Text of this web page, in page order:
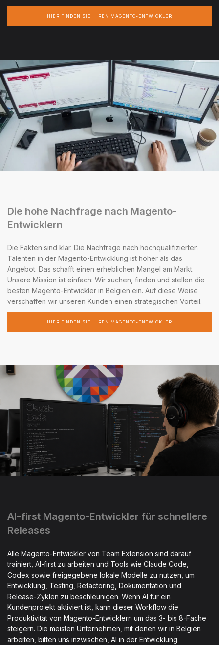
HIER FINDEN SIE IHREN MAGENTO-ENTWICKLER
Die hohe Nachfrage nach Magento-
Entwicklern
Die Fakten sind klar. Die Nachfrage nach hochqualifizierten
Talenten in der Magento-Entwicklung ist höher als das
Angebot. Das schafft einen erheblichen Mangel am Markt.
Unsere Mission ist einfach: Wir suchen, finden und stellen die
besten Magento-Entwickler in Belgien ein. Auf diese Weise
verschaffen wir unseren Kunden einen strategischen Vorteil.
HIER FINDEN SIE IHREN MAGENTO-ENTWICKLER
AI-first Magento-Entwickler für schnellere
Releases
Alle Magento-Entwickler von Team Extension sind darauf
trainiert, AI-first zu arbeiten und Tools wie Claude Code,
Codex sowie freigegebene lokale Modelle zu nutzen, um
Entwicklung, Testing, Refactoring, Dokumentation und
Release-Zyklen zu beschleunigen. Wenn AI für ein
Kundenprojekt aktiviert ist, kann dieser Workflow die
Produktivität von Magento-Entwicklern um das 3- bis 8-Fache
steigern. Die meisten Unternehmen, mit denen wir in Belgien
arbeiten, bitten uns inzwischen, AI in der Entwicklung